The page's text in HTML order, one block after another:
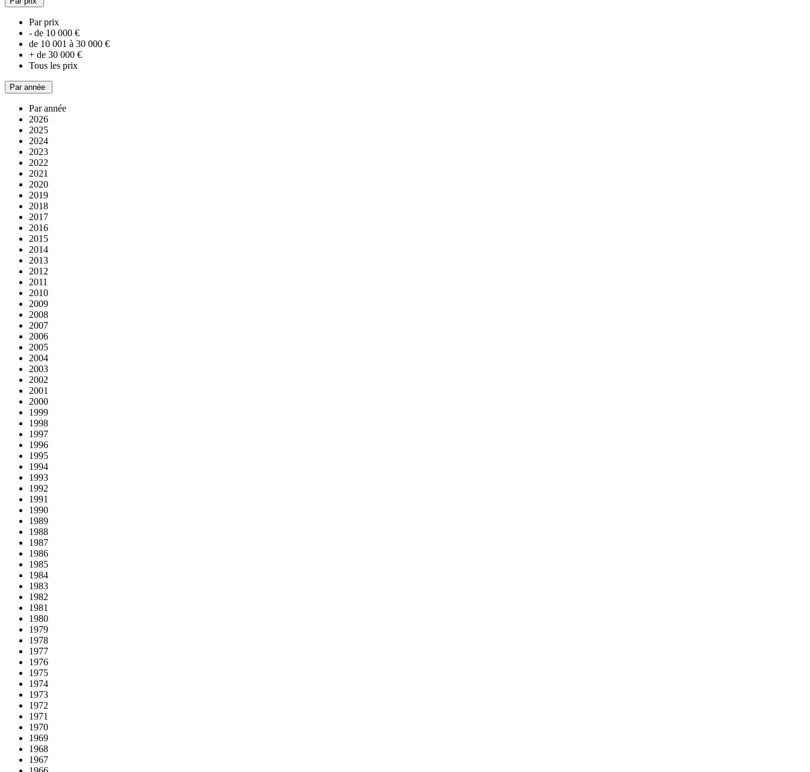
Par prix
- de 10 000 €
de 10 001 à 30 000 €
+ de 30 000 €
Tous les prix
Par année
Par année
2026
2025
2024
2023
2022
2021
2020
2019
2018
2017
2016
2015
2014
2013
2012
2011
2010
2009
2008
2007
2006
2005
2004
2003
2002
2001
2000
1999
1998
1997
1996
1995
1994
1993
1992
1991
1990
1989
1988
1987
1986
1985
1984
1983
1982
1981
1980
1979
1978
1977
1976
1975
1974
1973
1972
1971
1970
1969
1968
1967